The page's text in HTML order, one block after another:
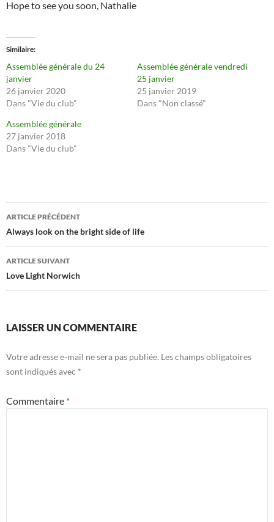
Hope to see you soon, Nathalie
Similaire
Assemblée générale du 24
janvier
26 janvier 2020
Dans "Vie du club"
Assemblée générale vendredi
25 janvier
25 janvier 2019
Dans "Non classé"
Assemblée générale
27 janvier 2018
Dans "Vie du club"
Navigation
des
articles
ARTICLE PRÉCÉDENT
Always look on the bright side of life
ARTICLE SUIVANT
Love Light Norwich
LAISSER UN COMMENTAIRE
Votre adresse e-mail ne sera pas publiée. Les champs obligatoires
sont indiqués avec *
Commentaire *